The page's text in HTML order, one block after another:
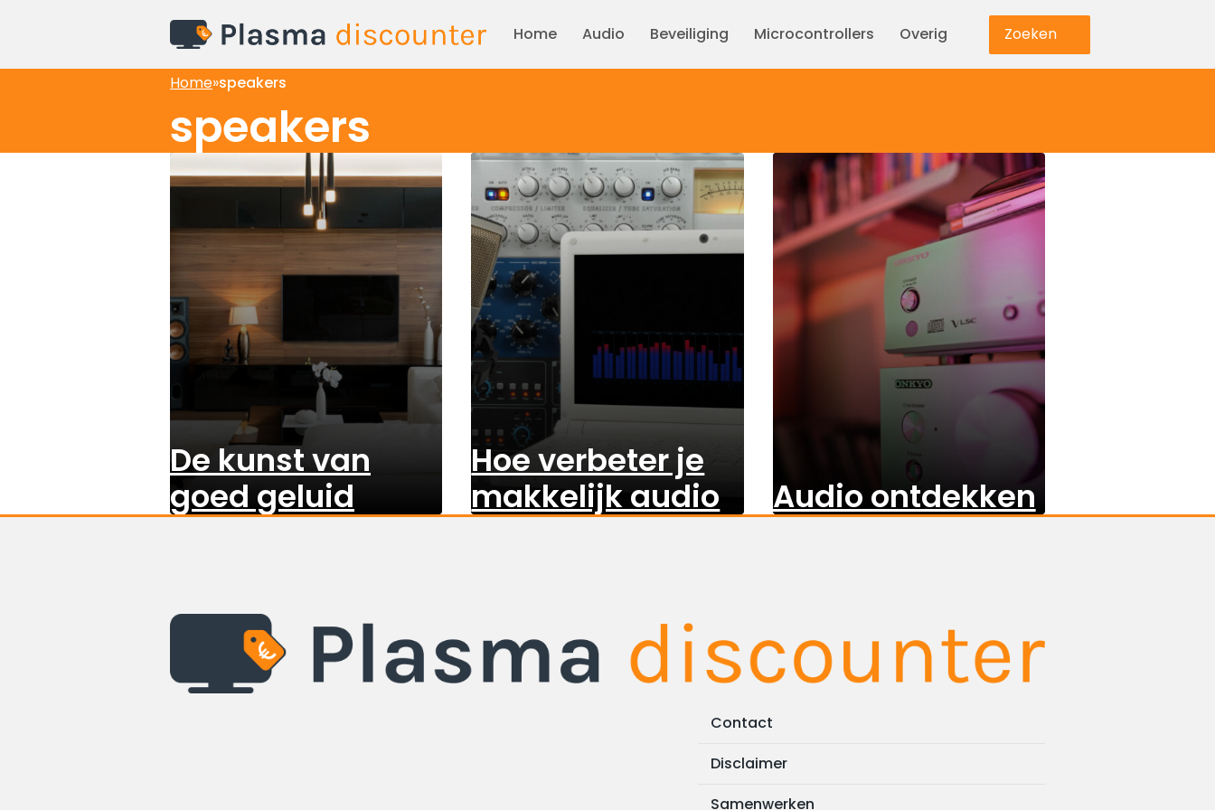
Home Audio Beveiliging Microcontrollers Overig
Verlichting
Zoeken
Home»speakers
speakers
De kunst van
goed geluid
Audio
Hoe verbeter je
makkelijk audio
Audio
Audio ontdekken
Contact
Disclaimer
Samenwerken